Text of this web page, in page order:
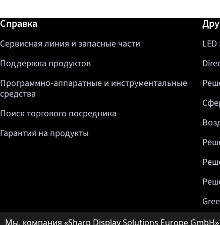
Дополнительная информация /
Справка
Сервисная линия и запасные части
Поддержка продуктов
Программно-аппаратные и инструментальные
средства
Поиск торгового посредника
Гарантия на продукты
Мы, компания «Sharp Display Solutions Europe